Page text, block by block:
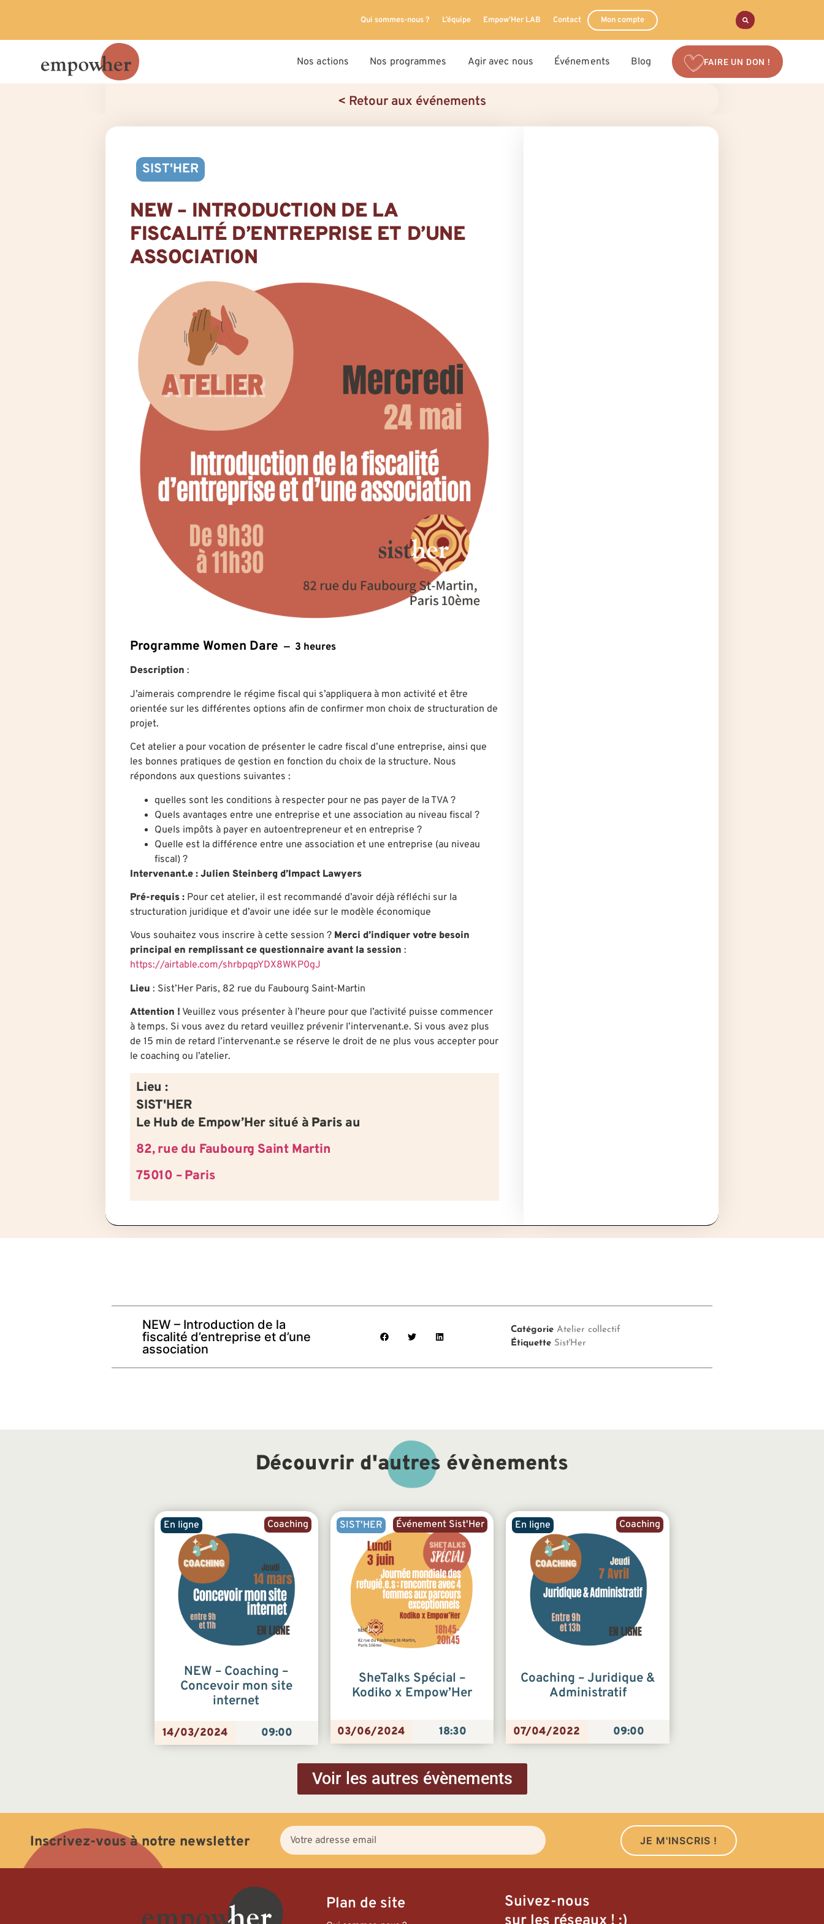
Qui sommes-nous ? L’équipe Empow’Her LAB Contact Mon compte
Nos actions Nos programmes Agir avec nous Événements Blog FAIRE UN DON !
< Retour aux événements
SIST'HER
NEW – INTRODUCTION DE LA
FISCALITÉ D’ENTREPRISE ET D’UNE
ASSOCIATION
Programme Women Dare 3 heures
Description :
J’aimerais comprendre le régime fiscal qui s’appliquera à mon activité et être
orientée sur les différentes options afin de confirmer mon choix de structuration de
projet.
Cet atelier a pour vocation de présenter le cadre fiscal d’une entreprise, ainsi que
les bonnes pratiques de gestion en fonction du choix de la structure. Nous
répondons aux questions suivantes :
quelles sont les conditions à respecter pour ne pas payer de la TVA ?
Quels avantages entre une entreprise et une association au niveau fiscal ?
Quels impôts à payer en autoentrepreneur et en entreprise ?
Quelle est la différence entre une association et une entreprise (au niveau
fiscal) ?
Intervenant.e : Julien Steinberg d’Impact Lawyers
Pré-requis : Pour cet atelier, il est recommandé d’avoir déjà réfléchi sur la
structuration juridique et d’avoir une idée sur le modèle économique
Vous souhaitez vous inscrire à cette session ? Merci d’indiquer votre besoin
principal en remplissant ce questionnaire avant la session :
https://airtable.com/shrbpqpYDX8WKP0gJ
Lieu : Sist’Her Paris, 82 rue du Faubourg Saint-Martin
Attention ! Veuillez vous présenter à l’heure pour que l’activité puisse commencer
à temps. Si vous avez du retard veuillez prévenir l’intervenant.e. Si vous avez plus
de 15 min de retard l’intervenant.e se réserve le droit de ne plus vous accepter pour
le coaching ou l’atelier.
Lieu :
SIST'HER
Le Hub de Empow’Her situé à Paris au
82, rue du Faubourg Saint Martin
75010 – Paris
NEW – Introduction de la
fiscalité d’entreprise et d’une
association
Catégorie Atelier collectif
Étiquette Sist'Her
Découvrir d'autres évènements
Coaching
En ligne
NEW – Coaching –
Concevoir mon site
internet
14/03/2024 09:00
Événement Sist'Her
SIST'HER
SheTalks Spécial –
Kodiko x Empow’Her
03/06/2024 18:30
Coaching
En ligne
Coaching – Juridique &
Administratif
07/04/2022 09:00
Voir les autres évènements
Inscrivez-vous à notre newsletter JE M'INSCRIS !
Plan de site
Suivez-nous